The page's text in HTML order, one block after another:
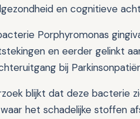
en cognitieve
Porphyromonas
en eerder gelinkt
bij
blijkt dat deze bacterie
het schadelijke stoffen